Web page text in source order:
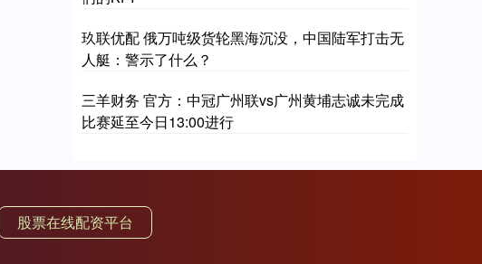
玖联优配 俄万吨级货轮黑海沉没，中国陆军打击无
人艇：警示了什么？
三羊财务 官方：中冠广州联vs广州黄埔志诚未完成
比赛延至今日13:00进行
股票在线配资平台